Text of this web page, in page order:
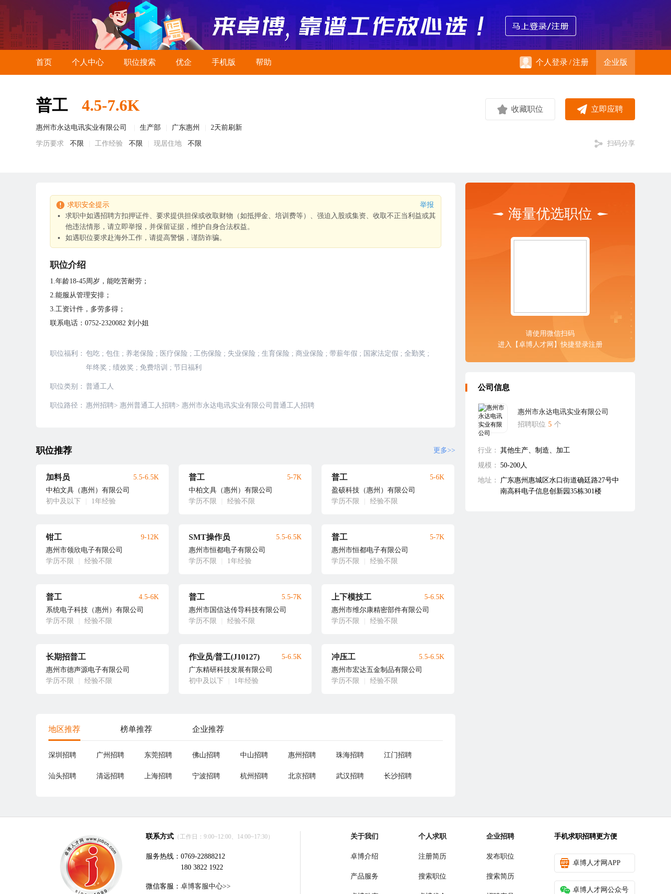
首页 个人中心 职位搜索 优企 手机版 帮助 个人登录/注册 企业版
普工 4.5-7.6K
惠州市永达电讯实业有限公司 生产部 广东惠州 2天前刷新
学历要求 不限 工作经验 不限 现居住地 不限
收藏职位 立即应聘
扫码分享
求职安全提示
举报
求职中如遇招聘方扣押证件、要求提供担保或收取财物（如抵押金、培训费等）、强迫入股或集资、收取不正当利益或其
他违法情形，请立即举报，并保留证据，维护自身合法权益。
如遇职位要求赴海外工作，请提高警惕，谨防诈骗。
职位介绍
1.年龄18-45周岁，能吃苦耐劳；
2.能服从管理安排；
3.工资计件，多劳多得；
联系电话：0752-2320082 刘小姐
职位福利： 包吃 ; 包住 ; 养老保险 ; 医疗保险 ; 工伤保险 ; 失业保险 ; 生育保险 ; 商业保险 ; 带薪年假 ; 国家法定假 ; 全勤奖 ;
年终奖 ; 绩效奖 ; 免费培训 ; 节日福利
职位类别： 普通工人
职位路径： 惠州招聘> 惠州普通工人招聘> 惠州市永达电讯实业有限公司普通工人招聘
职位推荐 更多>>
加料员
中柏文具（惠州）有限公司
初中及以下
1年经验
5.5-6.5K 普工
中柏文具（惠州）有限公司
学历不限
经验不限
5-7K 普工
盈硕科技（惠州）有限公司
学历不限
经验不限
5-6K
钳工
惠州市领欣电子有限公司
学历不限
经验不限
9-12K SMT操作员
惠州市恒都电子有限公司
学历不限
1年经验
5.5-6.5K 普工
惠州市恒都电子有限公司
学历不限
经验不限
5-7K
普工
系统电子科技（惠州）有限公司
学历不限
经验不限
4.5-6K 普工
惠州市国信达传导科技有限公司
学历不限
经验不限
5.5-7K 上下模技工
惠州市维尔康精密部件有限公司
学历不限
经验不限
5-6.5K
长期招普工
惠州市德声源电子有限公司
学历不限
经验不限
作业员/普工(J10127)
广东精研科技发展有限公司
初中及以下
1年经验
5-6.5K 冲压工
惠州市宏达五金制品有限公司
学历不限
经验不限
5.5-6.5K
地区推荐 榜单推荐 企业推荐
深圳招聘 广州招聘 东莞招聘 佛山招聘 中山招聘 惠州招聘 珠海招聘 江门招聘
汕头招聘 清远招聘 上海招聘 宁波招聘 杭州招聘 北京招聘 武汉招聘 长沙招聘
海量优选职位
请使用微信扫码
进入【卓博人才网】快捷登录注册
公司信息
惠州市永达电讯实业有限公司
招聘职位 5 个
行业： 其他生产、制造、加工
规模： 50-200人
地址：
广东惠州惠城区水口街道确廷路27号中
南高科电子信息创新园35栋301楼
联系方式 （工作日：9:00~12:00、14:00~17:30）
服务热线：0769-22888212
180 3822 1922
微信客服： 卓博客服中心>>
关于我们
卓博介绍
产品服务
个人求职
注册简历
搜索职位
企业招聘
发布职位
搜索简历
手机求职招聘更方便
卓博人才网APP
卓博人才网公众号